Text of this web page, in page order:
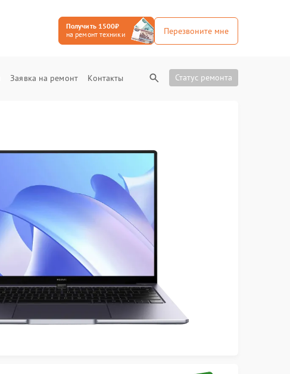
Получить 1500₽
на ремонт техники
Перезвоните мне
Заявка на ремонт Контакты Статус ремонта